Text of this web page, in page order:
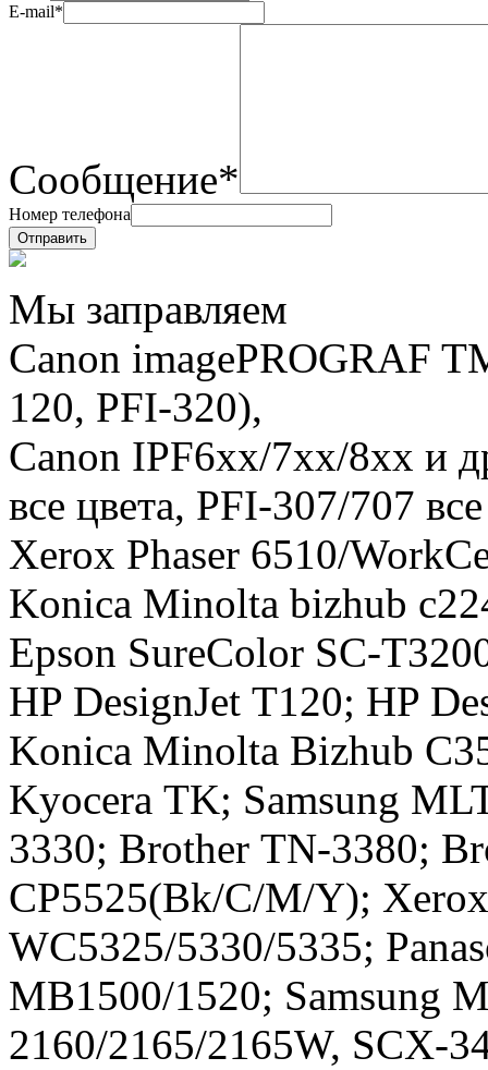
E-mail*
Сообщение*
Номер телефона
Мы заправляем
Canon imagePROGRAF
120, PFI-320),
Canon IPF6хх/7хх/8хх и
все цвета, PFI-307/707
Xerox Phaser 6510/
​Konica Minolta bizhub
Epson SureColor SC-
HP DesignJet T120; HP
​Konica Minolta Bizhub
Kyocera TK; Samsung
3330; Brother TN-3380;
CP5525(Bk/C/M/Y);
WC5325/5330/5335;
MB1500/1520; Samsung
2160/2165/2165W, SCX-